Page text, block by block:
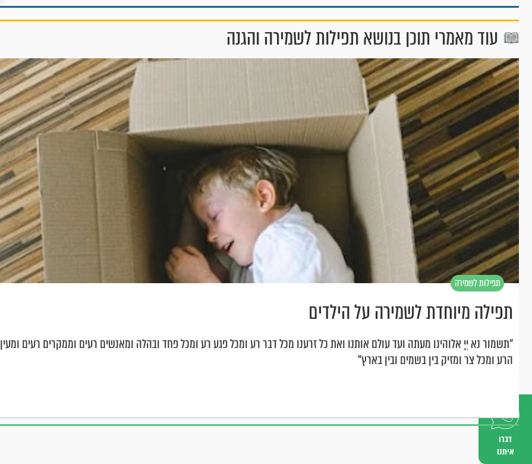
דברו
איתנו
עוד מאמרי תוכן בנושא תפילות לשמירה והגנה
תפילות לשמירה
תפילה מיוחדת לשמירה על הילדים
"תשמור נא יְיָ אלוהינו מעתה ועד עולם אותנו ואת כל זרענו מכל דבר רע ומכל פגע רע ומכל פחד ובהלה ומאנשים רעים וממקרים רעים ומעין
הרע ומכל צר ומזיק בין בשמים ובין בארץ"